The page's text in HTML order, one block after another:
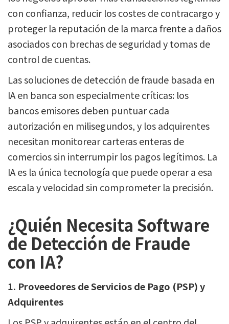
con confianza, reducir los costes de contracargo y
proteger la reputación de la marca frente a daños
asociados con brechas de seguridad y tomas de
control de cuentas.
Las soluciones de detección de fraude basada en
IA en banca son especialmente críticas: los
bancos emisores deben puntuar cada
autorización en milisegundos, y los adquirentes
necesitan monitorear carteras enteras de
comercios sin interrumpir los pagos legítimos. La
IA es la única tecnología que puede operar a esa
escala y velocidad sin comprometer la precisión.
¿Quién Necesita Software
de Detección de Fraude
con IA?
1. Proveedores de Servicios de Pago (PSP) y
Adquirentes